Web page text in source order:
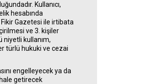
Kullanıcı,
hesabında
Fikir Gazetesi ile irtibata
ve 3. kişiler
niyetli kullanım,
türlü hukuki ve cezai
engelleyecek ya da
getirecek